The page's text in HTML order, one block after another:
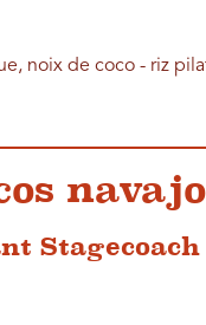
noix de coco - riz